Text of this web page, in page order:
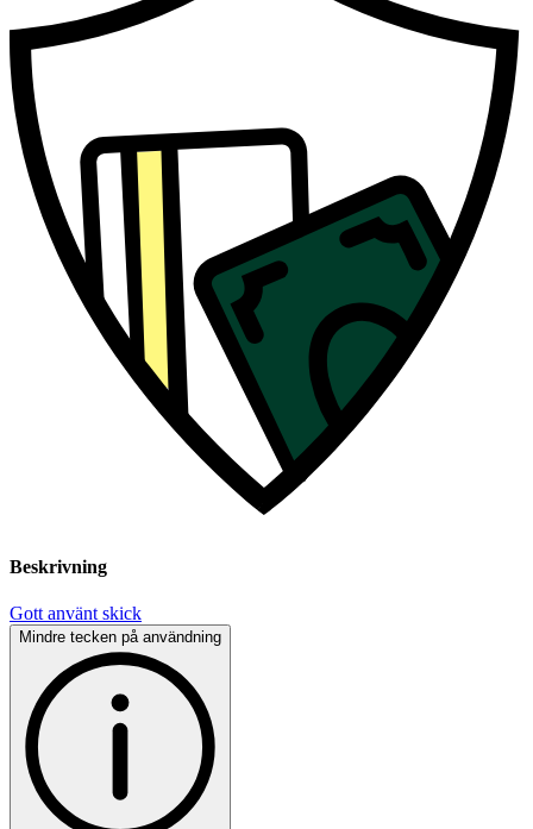
Beskrivning
Gott använt skick
Mindre tecken på användning